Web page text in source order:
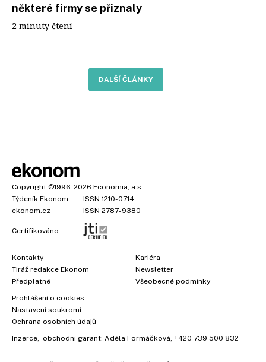
některé firmy se přiznaly
2 minuty čtení
DALŠÍ ČLÁNKY
Copyright ©1996-2026 Economia, a.s.
Týdeník Ekonom
ISSN 1210-0714
ekonom.cz
ISSN 2787-9380
Certifikováno:
Kontakty
Tiráž redakce Ekonom
Předplatné
Kariéra
Newsletter
Všeobecné podmínky
Prohlášení o cookies
Nastavení soukromí
Ochrana osobních údajů
Inzerce, obchodní garant: Adéla Formáčková, +420 739 500 832